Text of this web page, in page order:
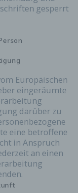
gesperrt
Europäischen
eingeräumte
darüber zu
eine betroffene
in Anspruch
an einen
in den
ein Cookie.
von
des
gesetzte
oder
werden. Dies
möglich.
Setzung von
sind
unserer
Daten und